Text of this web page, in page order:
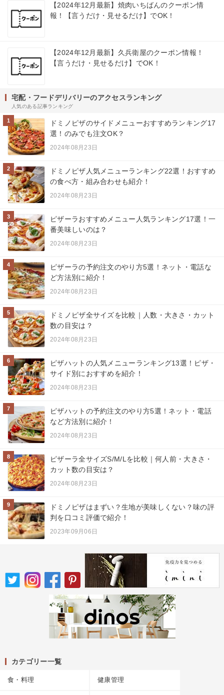
【2024年12月最新】焼肉いちばんのクーポン情
報！【言うだけ・見せるだけ】でOK！
【2024年12月最新】久兵衛屋のクーポン情報！
【言うだけ・見せるだけ】でOK！
宅配・フードデリバリーのアクセスランキング
人気のある記事ランキング
1
ドミノピザのサイドメニューおすすめランキング17
選！のみでも注文OK？
2024年08月23日
2
ドミノピザ人気メニューランキング22選！おすすめ
の食べ方・組み合わせも紹介！
2024年08月23日
3
ピザーラおすすめメニュー人気ランキング17選！一
番美味しいのは？
2024年08月23日
4
ピザーラの予約注文のやり方5選！ネット・電話な
ど方法別に紹介！
2024年08月23日
5
ドミノピザ全サイズを比較｜人数・大きさ・カット
数の目安は？
2024年08月23日
6
ピザハットの人気メニューランキング13選！ピザ・
サイド別におすすめを紹介！
2024年08月23日
7
ピザハットの予約注文のやり方5選！ネット・電話
など方法別に紹介！
2024年08月23日
8
ピザーラ全サイズS/M/Lを比較｜何人前・大きさ・
カット数の目安は？
2024年08月23日
9
ドミノピザはまずい？生地が美味しくない？味の評
判を口コミ評価で紹介！
2023年09月06日
カテゴリー一覧
食・料理 健康管理